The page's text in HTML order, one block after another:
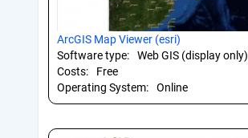
ArcGIS Map Viewer (esri)
Software type:
Web GIS (display only)
Costs:
Free
Operating System:
Online